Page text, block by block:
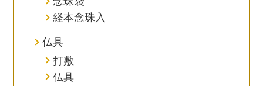
経本念珠入
仏具
打敷
仏具